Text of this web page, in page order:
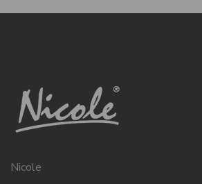
Nicole